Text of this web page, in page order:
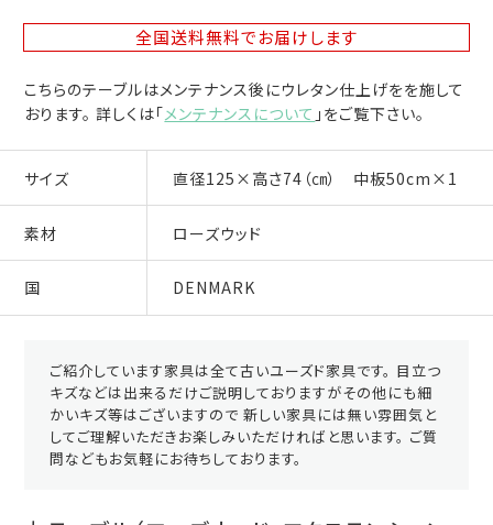
全国送料無料でお届けします
こちらのテーブルはメンテナンス後にウレタン仕上げをを施して
おります。 詳しくは「メンテナンスについて 」をご覧下さい。
サイズ 直径125×高さ74（㎝） 中板50cm×1
素材 ローズウッド
国 DENMARK
ご紹介しています家具は全て古いユーズド家具です。 目立つ
キズなどは出来るだけご説明しておりますがその他にも細
かいキズ等はございますので 新しい家具には無い雰囲気と
してご理解いただきお楽しみいただければと思います。 ご質
問などもお気軽にお待ちしております。